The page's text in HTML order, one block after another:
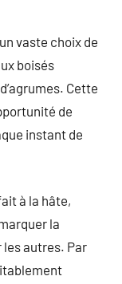
vaste choix de
boisés
Cette
de
instant de
à la hâte,
la
les autres. Par